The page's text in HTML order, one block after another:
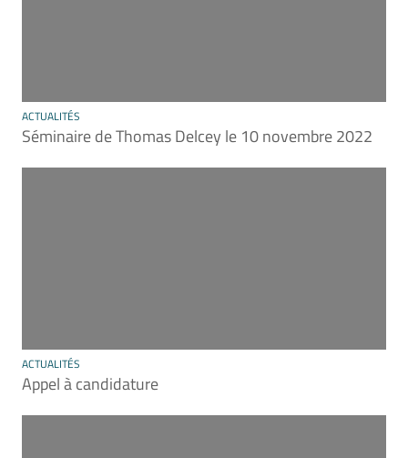
ACTUALITÉS
Séminaire de Thomas Delcey le 10 novembre 2022
ACTUALITÉS
Appel à candidature